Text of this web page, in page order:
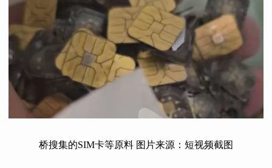
桥搜集的SIM卡等原料 图片来源：短视频截图